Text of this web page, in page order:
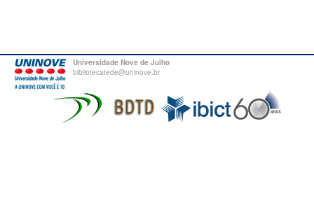
Universidade Nove de Julho
bibliotecatede@uninove.br